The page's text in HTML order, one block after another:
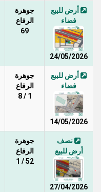
أرض للبيع
فضاء
24/05/2026
جوهرة
الرفاع
69
أرض للبيع
فضاء
14/05/2026
جوهرة
الرفاع
1 / 8
نصف
أرض للبيع
27/04/2026
جوهرة
الرفاع
52 / 1